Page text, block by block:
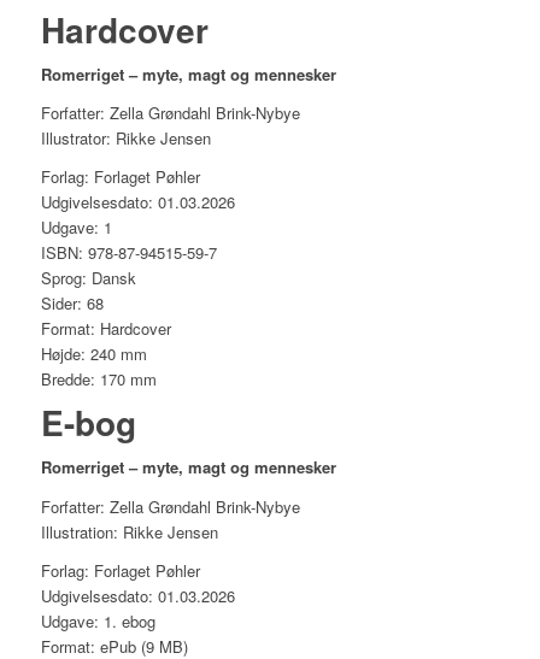
Hardcover
Romerriget – myte, magt og mennesker
Forfatter: Zella Grøndahl Brink-Nybye
Illustrator: Rikke Jensen
Forlag: Forlaget Pøhler
Udgivelsesdato: 01.03.2026
Udgave: 1
ISBN: 978-87-94515-59-7
Sprog: Dansk
Sider: 68
Format: Hardcover
Højde: 240 mm
Bredde: 170 mm
E-bog
Romerriget – myte, magt og mennesker
Forfatter: Zella Grøndahl Brink-Nybye
Illustration: Rikke Jensen
Forlag: Forlaget Pøhler
Udgivelsesdato: 01.03.2026
Udgave: 1. ebog
Format: ePub (9 MB)